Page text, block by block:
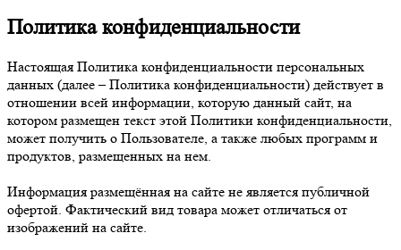
Политика конфиденциальности
Настоящая Политика конфиденциальности персональных
данных (далее – Политика конфиденциальности) действует в
отношении всей информации, которую данный сайт, на
котором размещен текст этой Политики конфиденциальности,
может получить о Пользователе, а также любых программ и
продуктов, размещенных на нем.
Информация размещённая на сайте не является публичной
офертой. Фактический вид товара может отличаться от
изображений на сайте.